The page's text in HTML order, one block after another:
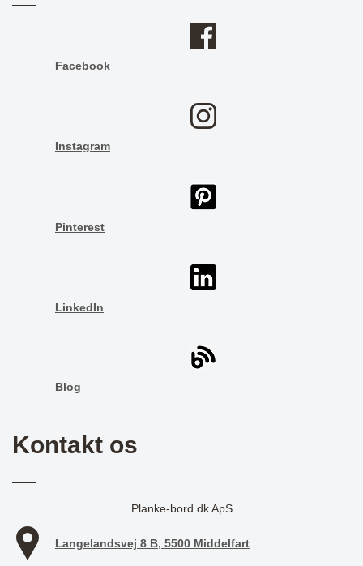
Facebook
Instagram
Pinterest
LinkedIn
Blog
Kontakt os
Planke-bord.dk ApS
Langelandsvej 8 B, 5500 Middelfart